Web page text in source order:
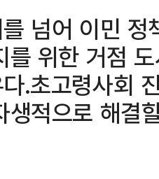
넘어 이민
를 위한 거점
.초고령사회
생적으로 해결